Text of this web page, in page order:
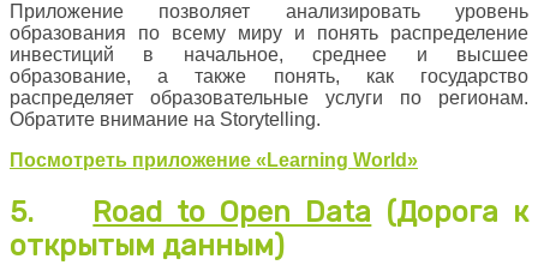
Приложение позволяет анализировать уровень
образования по всему миру и понять распределение
инвестиций в начальное, среднее и высшее
образование, а также понять, как государство
распределяет образовательные услуги по регионам.
Обратите внимание на Storytelling.
Посмотреть приложение « Learning World»
5. Road to Open Data (Дорога к
открытым данным)